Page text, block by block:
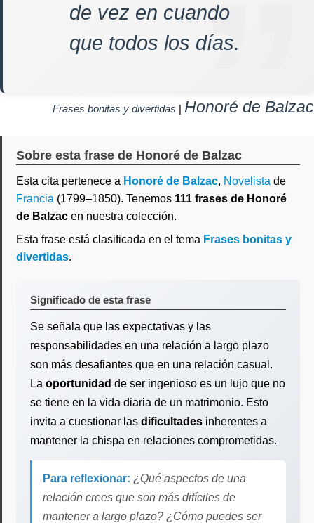
de vez en cuando
que todos los días.
Frases bonitas y divertidas | Honoré de Balzac
Sobre esta frase de Honoré de Balzac
Esta cita pertenece a Honoré de Balzac, Novelista de
Francia (1799–1850). Tenemos 111 frases de Honoré
de Balzac en nuestra colección.
Esta frase está clasificada en el tema Frases bonitas y
divertidas.
Significado de esta frase
Se señala que las expectativas y las
responsabilidades en una relación a largo plazo
son más desafiantes que en una relación casual.
La oportunidad de ser ingenioso es un lujo que no
se tiene en la vida diaria de un matrimonio. Esto
invita a cuestionar las dificultades inherentes a
mantener la chispa en relaciones comprometidas.
Para reflexionar: ¿Qué aspectos de una
relación crees que son más difíciles de
mantener a largo plazo? ¿Cómo puedes ser